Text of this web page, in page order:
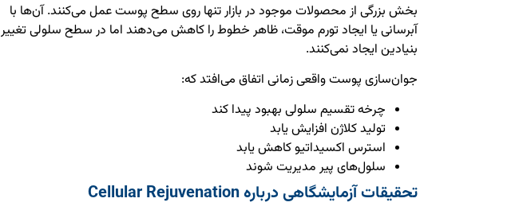
بخش بزرگی از محصولات موجود در بازار تنها روی سطح پوست عمل می‌کنند. آن‌ها با
آبرسانی یا ایجاد تورم موقت، ظاهر خطوط را کاهش می‌دهند اما در سطح سلولی تغییر
بنیادین ایجاد نمی‌کنند.
جوان‌سازی پوست واقعی زمانی اتفاق می‌افتد که:
چرخه تقسیم سلولی بهبود پیدا کند
تولید کلاژن افزایش یابد
استرس اکسیداتیو کاهش یابد
سلول‌های پیر مدیریت شوند
تحقیقات آزمایشگاهی درباره Cellular Rejuvenation